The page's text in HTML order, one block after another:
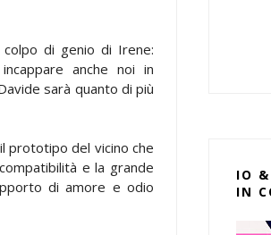
di genio di Irene:
anche noi in
sarà quanto di più
prototipo del vicino che
e la grande
di amore e odio
IO
IN